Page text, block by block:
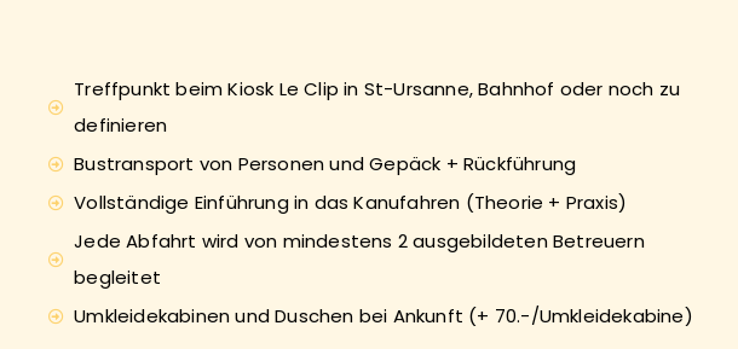
Treffpunkt beim Kiosk Le Clip in St-Ursanne, Bahnhof oder noch zu
definieren
Bustransport von Personen und Gepäck + Rückführung
Vollständige Einführung in das Kanufahren (Theorie + Praxis)
Jede Abfahrt wird von mindestens 2 ausgebildeten Betreuern
begleitet
Umkleidekabinen und Duschen bei Ankunft (+ 70.-/Umkleidekabine)